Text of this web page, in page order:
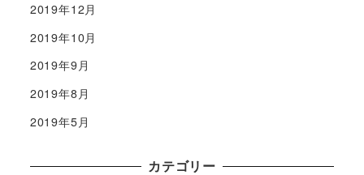
2019年12月
2019年10月
2019年9月
2019年8月
2019年5月
カテゴリー